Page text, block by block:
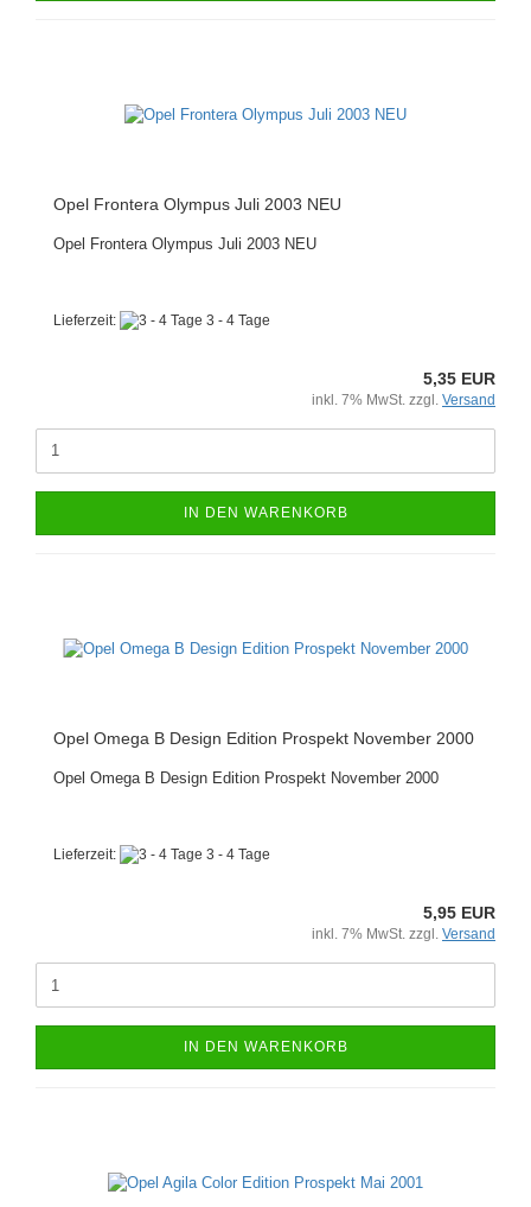
Opel Frontera Olympus Juli 2003 NEU
Opel Frontera Olympus Juli 2003 NEU
Lieferzeit: 3 - 4 Tage
5,35 EUR
inkl. 7% MwSt. zzgl. Versand
IN DEN WARENKORB
Opel Omega B Design Edition Prospekt November 2000
Opel Omega B Design Edition Prospekt November 2000
Lieferzeit: 3 - 4 Tage
5,95 EUR
inkl. 7% MwSt. zzgl. Versand
IN DEN WARENKORB